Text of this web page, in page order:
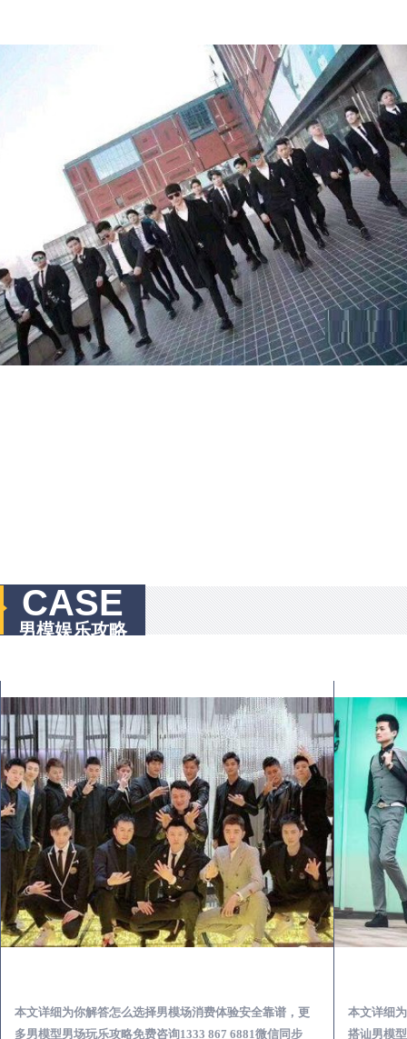
CASE
男模娱乐攻略
本文详细为你解答怎么选择男模场消费体验安全靠谱，更
多男模型男场玩乐攻略免费咨询1333 867 6881微信同步
本文详细
搭讪男模